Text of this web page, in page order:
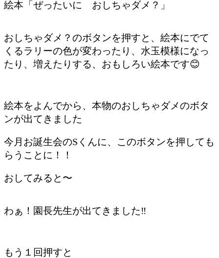
絵本「ぜったいに おしちゃダメ？」
おしちゃダメ？のボタンを押すと、絵本にでて
くるラリーの色が変わったり、水玉模様になっ
たり、増えたりする、おもしろい絵本です😊
絵本をよんでから、本物のおしちゃダメのボタ
ンが出てきました
今月お誕生会のSくんに、このボタンを押しても
らうことに！！
おしてみると〜
わぁ！園長先生が出てきました‼️
もう１回押すと